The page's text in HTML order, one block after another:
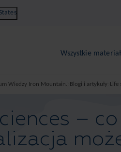
Wszystkie
Wiedzy Iron Mountain. Blogi i artykuły Life
–